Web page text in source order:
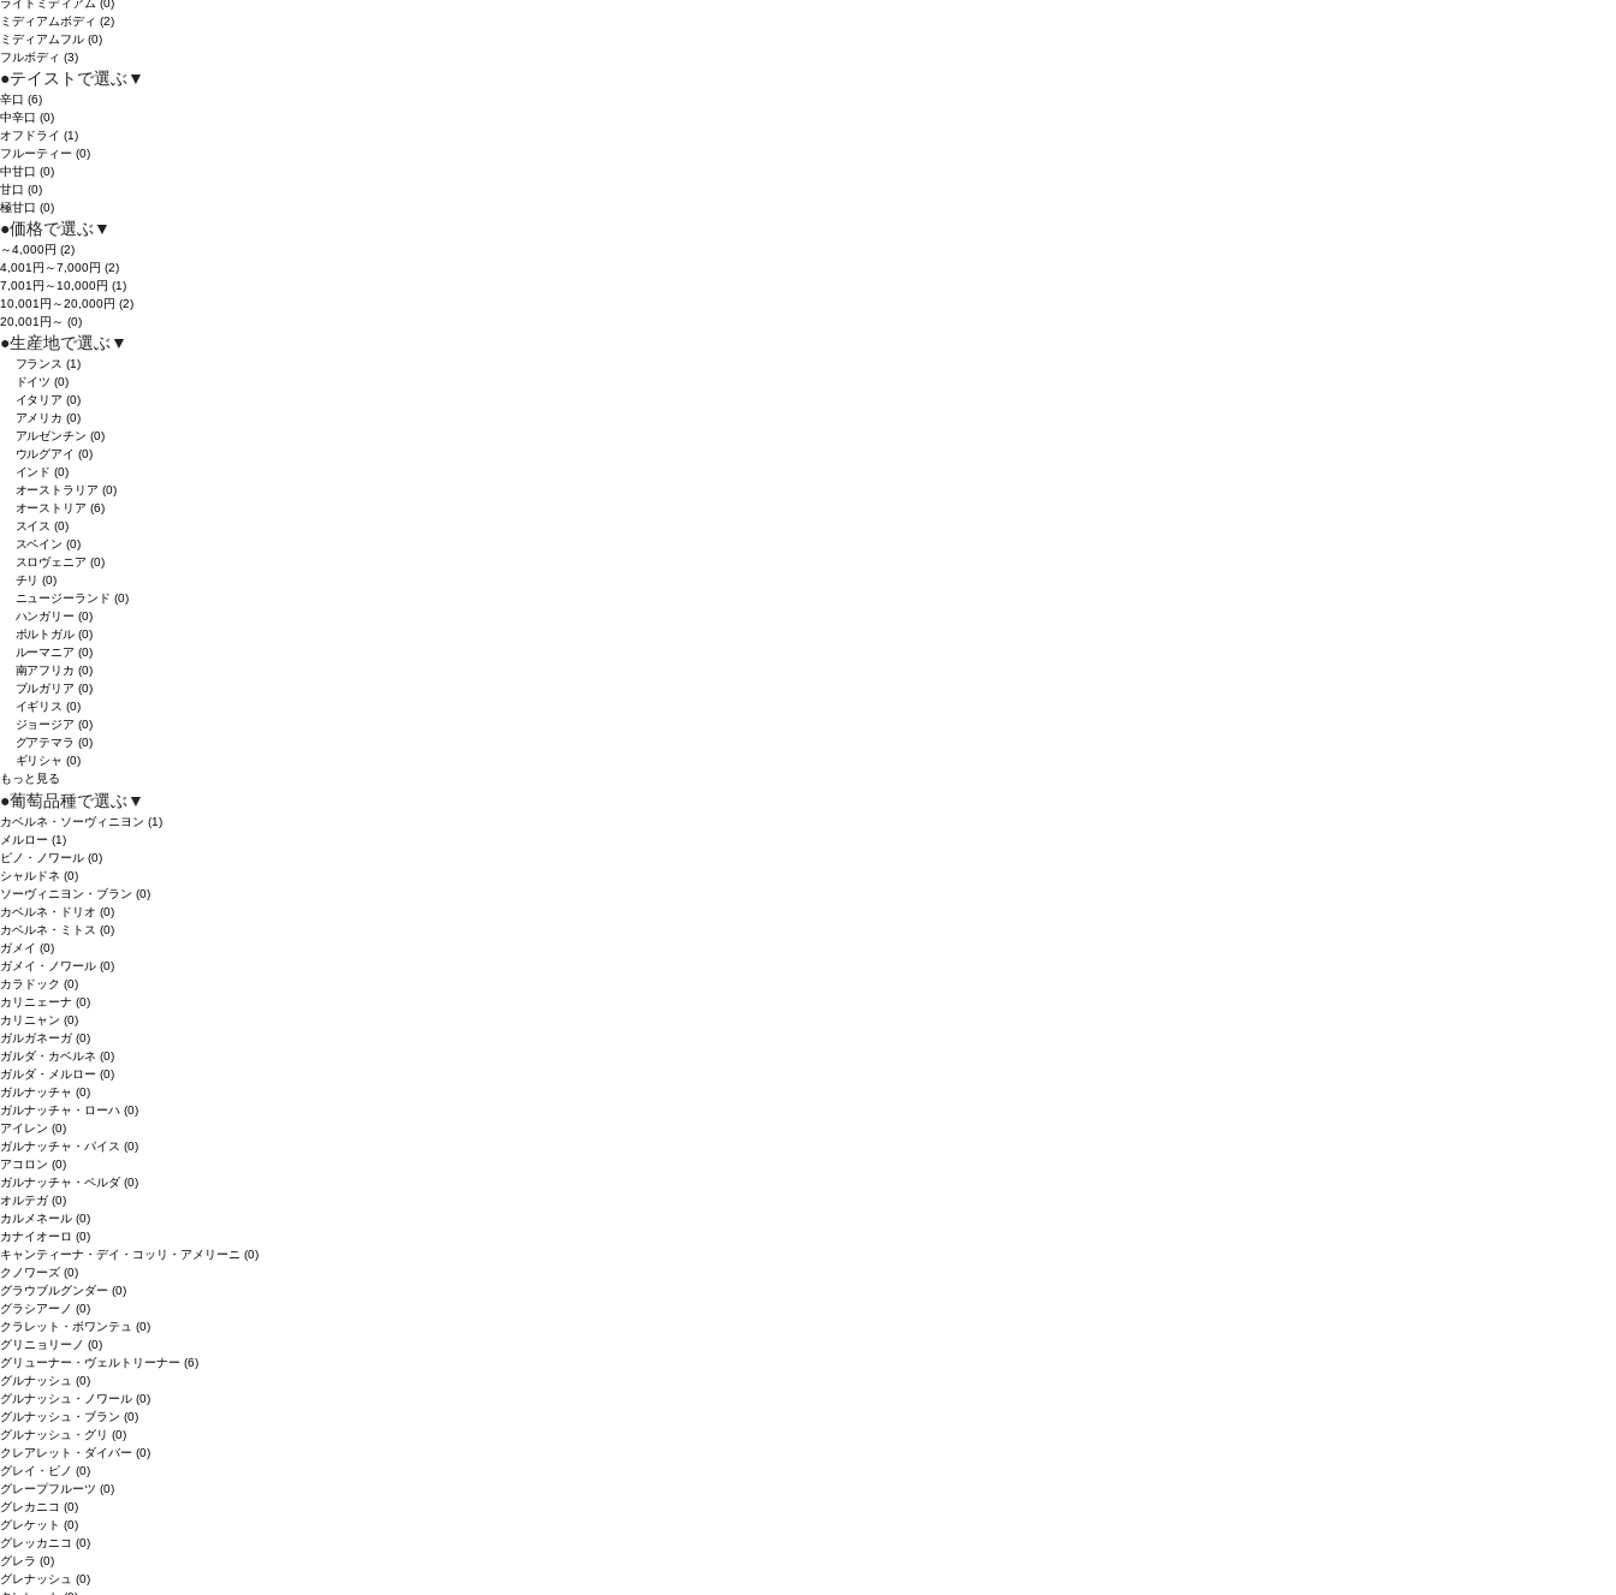
ライトミディアム (0)
ミディアムボディ (2)
ミディアムフル (0)
フルボディ (3)
●テイストで選ぶ ▼
辛口 (6)
中辛口 (0)
オフドライ (1)
フルーティー (0)
中甘口 (0)
甘口 (0)
極甘口 (0)
●価格で選ぶ ▼
～4,000円 (2)
4,001円～7,000円 (2)
7,001円～10,000円 (1)
10,001円～20,000円 (2)
20,001円～ (0)
●生産地で選ぶ ▼
フランス(1)
ドイツ(0)
イタリア(0)
アメリカ(0)
アルゼンチン(0)
ウルグアイ(0)
インド(0)
オーストラリア(0)
オーストリア(6)
スイス(0)
スペイン(0)
スロヴェニア(0)
チリ(0)
ニュージーランド(0)
ハンガリー(0)
ポルトガル(0)
ルーマニア(0)
南アフリカ(0)
ブルガリア(0)
イギリス(0)
ジョージア(0)
グアテマラ(0)
ギリシャ(0)
もっと見る
●葡萄品種で選ぶ ▼
カベルネ・ソーヴィニヨン (1)
メルロー (1)
ピノ・ノワール (0)
シャルドネ (0)
ソーヴィニヨン・ブラン (0)
カベルネ・ドリオ (0)
カベルネ・ミトス (0)
ガメイ (0)
ガメイ・ノワール (0)
カラドック (0)
カリニェーナ (0)
カリニャン (0)
ガルガネーガ (0)
ガルダ・カベルネ (0)
ガルダ・メルロー (0)
ガルナッチャ (0)
ガルナッチャ・ローハ (0)
アイレン (0)
ガルナッチャ・パイス (0)
アコロン (0)
ガルナッチャ・ペルダ (0)
オルテガ (0)
カルメネール (0)
カナイオーロ (0)
キャンティーナ・デイ・コッリ・アメリーニ (0)
クノワーズ (0)
グラウブルグンダー (0)
グラシアーノ (0)
クラレット・ボワンテュ (0)
グリニョリーノ (0)
グリューナー・ヴェルトリーナー (6)
グルナッシュ (0)
グルナッシュ・ノワール (0)
グルナッシュ・ブラン (0)
グルナッシュ・グリ (0)
クレアレット・ダイバー (0)
グレイ・ピノ (0)
グレープフルーツ (0)
グレカニコ (0)
グレケット (0)
グレッカニコ (0)
グレラ (0)
グレナッシュ (0)